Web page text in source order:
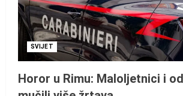
SVIJET
Horor u Rimu: Maloljetnici i